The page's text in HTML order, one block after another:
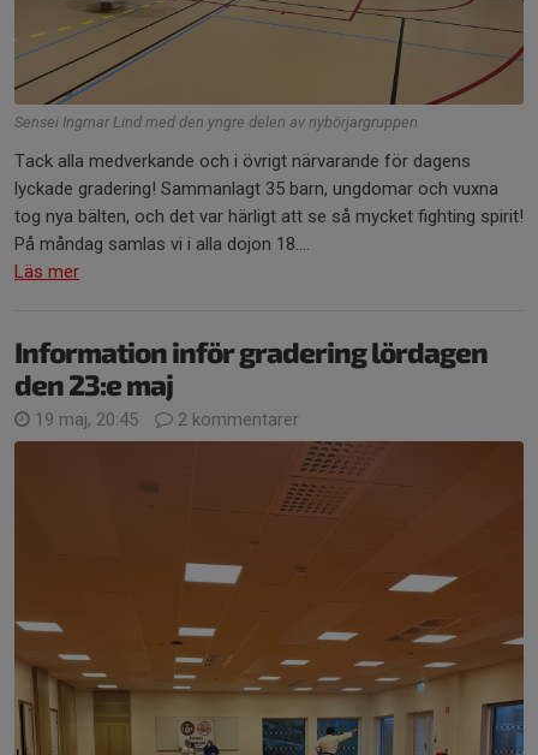
Sensei Ingmar Lind med den yngre delen av nybörjargruppen
Tack alla medverkande och i övrigt närvarande för dagens
lyckade gradering! Sammanlagt 35 barn, ungdomar och vuxna
tog nya bälten, och det var härligt att se så mycket fighting spirit!
På måndag samlas vi i alla dojon 18....
Läs mer
Information inför gradering lördagen
den 23:e maj
19 maj, 20:45 2 kommentarer